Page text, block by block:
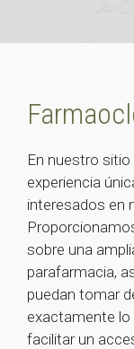
En nuestro
experiencia
interesados en
sobre una
parafarmacia,
puedan tomar
exactamente
facilitar un